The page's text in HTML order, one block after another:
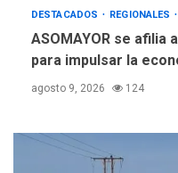
5
DESTACADOS REGIONALES
ASOMAYOR se afilia
para impulsar la
agosto 9, 2026 124